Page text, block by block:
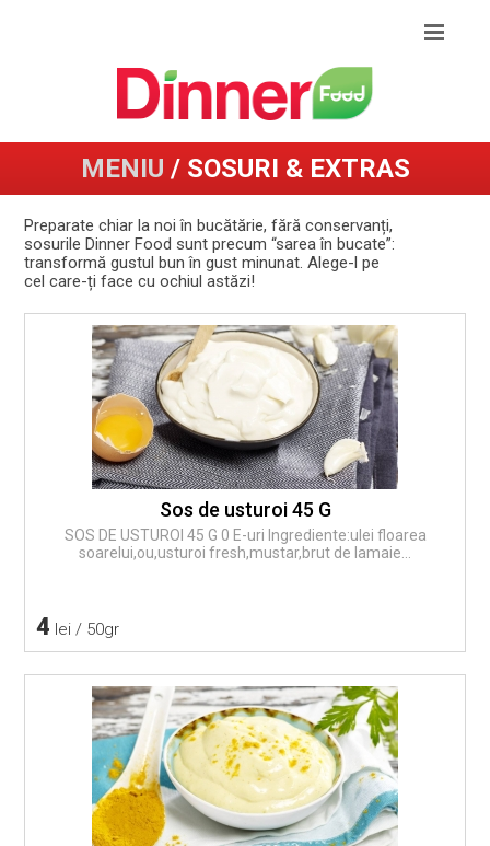
MENIU / SOSURI & EXTRAS
Preparate chiar la noi în bucătărie, fără conservanți,
sosurile Dinner Food sunt precum “sarea în bucate”:
transformă gustul bun în gust minunat. Alege-l pe
cel care-ți face cu ochiul astăzi!
Sos de usturoi 45 G
SOS DE USTUROI 45 G 0 E-uri Ingrediente:ulei floarea
soarelui,ou,usturoi fresh,mustar,brut de lamaie...
4 lei / 50gr